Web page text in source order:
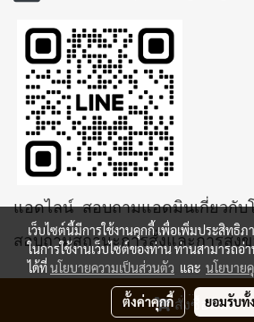
สั่งซื้อสินค้า
แอดไลน์ สอบถามแอดมินเกี่ยวกับ
สอบถามสถานะการสั่งและการส่ง
เว็บไซต์นี้มีการใช้งานคุกกี้ เพื่อเพิ่มประสิทธิ
ในการใช้งานเว็บไซต์ของท่าน ท่านสามารถอ่
ได้ที่นโยบายความเป็นส่วนตัว และ นโยบาย
ตั้งค่าคุกกี้ ยอมรับทั้